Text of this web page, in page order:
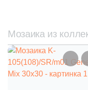
Из красной глины
Мозаика из